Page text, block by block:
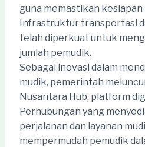
guna memastikan kesiapan
Infrastruktur transportasi
telah diperkuat untuk
jumlah pemudik.
Sebagai inovasi dalam
mudik, pemerintah
Nusantara Hub, platform
Perhubungan yang
perjalanan dan layanan
mempermudah pemudik